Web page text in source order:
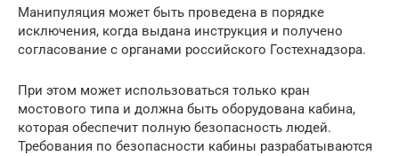
Манипуляция может быть проведена в порядке
исключения, когда выдана инструкция и получено
согласование с органами российского Гостехнадзора.
При этом может использоваться только кран
мостового типа и должна быть оборудована кабина,
которая обеспечит полную безопасность людей.
Требования по безопасности кабины разрабатываются